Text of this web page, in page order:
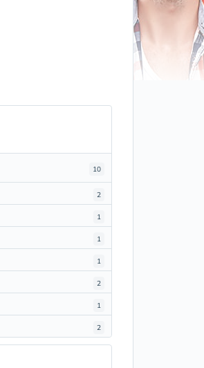
10
2
1
1
1
2
1
2